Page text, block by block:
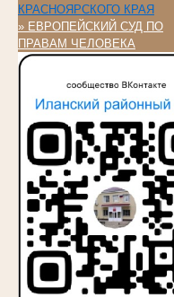
КРАСНОЯРСКОГО КРАЯ
» ЕВРОПЕЙСКИЙ СУД ПО
ПРАВАМ ЧЕЛОВЕКА